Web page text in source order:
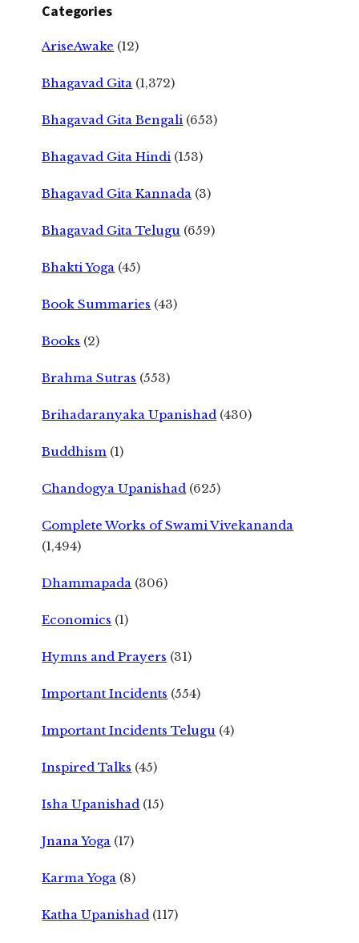
Categories
AriseAwake (12)
Bhagavad Gita (1,372)
Bhagavad Gita Bengali (653)
Bhagavad Gita Hindi (153)
Bhagavad Gita Kannada (3)
Bhagavad Gita Telugu (659)
Bhakti Yoga (45)
Book Summaries (43)
Books (2)
Brahma Sutras (553)
Brihadaranyaka Upanishad (430)
Buddhism (1)
Chandogya Upanishad (625)
Complete Works of Swami Vivekananda
(1,494)
Dhammapada (306)
Economics (1)
Hymns and Prayers (31)
Important Incidents (554)
Important Incidents Telugu (4)
Inspired Talks (45)
Isha Upanishad (15)
Jnana Yoga (17)
Karma Yoga (8)
Katha Upanishad (117)